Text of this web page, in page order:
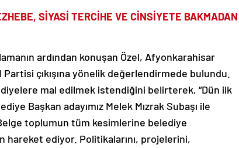
SİYASİ TERCİHE VE CİNSİYETE BAKMADAN
ardından konuşan Özel, Afyonkarahisar
Partisi çıkışına yönelik değerlendirmede bulundu.
mal edilmek istendiğini belirterek, “Dün ilk
Başkan adayımız Melek Mızrak Subaşı ile
toplumun tüm kesimlerine belediye
ediyor. Politikalarını, projelerini,